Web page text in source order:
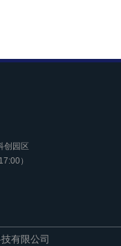
创园区
）
有限公司